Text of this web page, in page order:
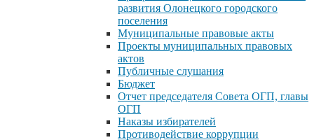
развития Олонецкого городского
поселения
Муниципальные правовые акты
Проекты муниципальных правовых
актов
Публичные слушания
Бюджет
Отчет председателя Совета ОГП, главы
ОГП
Наказы избирателей
Противодействие коррупции